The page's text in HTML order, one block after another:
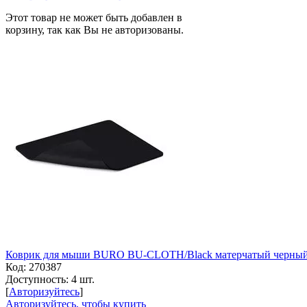
Этот товар не может быть добавлен в
корзину, так как Вы не авторизованы.
Коврик для мыши BURO BU-CLOTH/Black матерчатый
Код: 270387
Доступность: 4 шт.
[Авторизуйтесь]
Авторизуйтесь, чтобы купить